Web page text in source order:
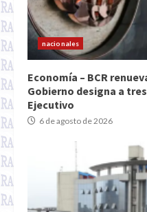
nacionales
Economía – BCR
Gobierno designa a
Ejecutivo
6 de agosto de 2026